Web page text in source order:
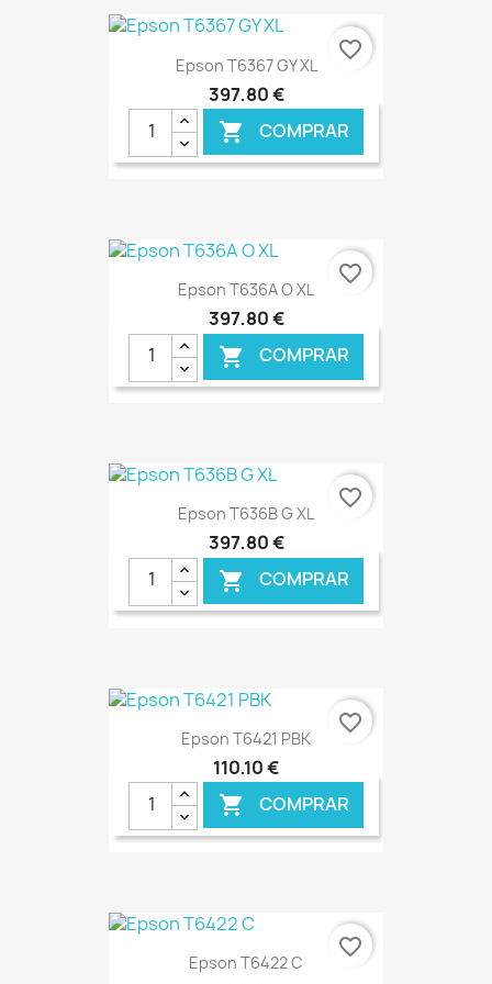
€ ONLINE
Epson T6367 GY XL
397,80 €
 COMPRAR
€ ONLINE
favorite_border
Epson T636A O XL
397,80 €
 COMPRAR
€ ONLINE
favorite_border
Epson T636B G XL
397,80 €
 COMPRAR
€ ONLINE
favorite_border
Epson T6421 PBK
110,10 €
 COMPRAR
€ ONLINE
favorite_border
Epson T6422 C
favorite_border